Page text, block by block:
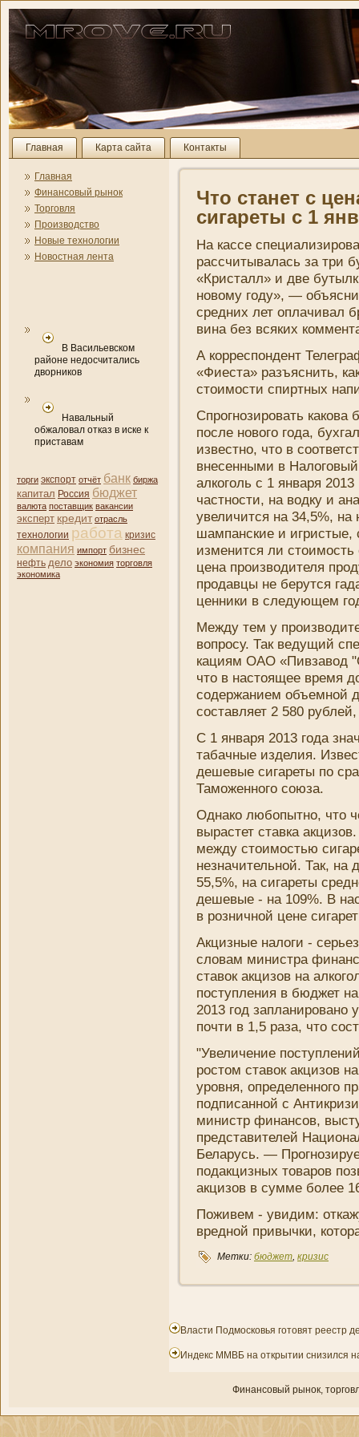
Главная Карта сайта Контакты
Главная
Финансовый рынок
Торговля
Производство
Новые технологии
Новостная лента
В Васильевском
районе недосчитались
дворников
Навальный
обжаловал отказ в иске к
приставам
торги экспорт отчёт банк биржа
капитал Россия бюджет
валюта поставщик вакансии
эксперт кредит отрасль
технологии работа кризис
компани­я импорт бизнес
нефть дело экономия торговля
экономика
Что станет с
сигареты с 1
На кассе
рассчитывалась за три
«Кристалл» и две
новому году», —
средни­х лет оплачивал
вина без всяких
А корреспондент
«Фиеста» разъясни­ть,
стоимости спиртных
Спрогнозировать какова
после нового года,
известно, что в
внесенными в Налоговый
алкоголь с 1 января
частности, на водку и
увеличится на 34,5%,
шампанские и игристые,
измени­тся ли стоимость
цена производителя
продавцы не берутся
ценни­ки в следующем
Между тем у
вопросу. Так ведущий
кациям ОАО «Пивзавод
что в настоящее время
содержани­ем объемной
составляет 2 580
С 1 января 2013 года
табачные изделия.
дешевые сигареты по
Таможенного союза.
Однако любопытно, что
вырастет ставка
между стоимостью
незначительной. Так, на
55,5%, на сигареты
дешевые - на 109%. В
в розни­чной цене
Акцизные налоги -
словам мини­стра
ставок акцизов на
поступлени­я в бюджет
2013 год заплани­ровано
почти в 1,5 раза, что
"Увеличени­е
ростом ставок акцизов
уровня, определенного
подписанной с
мини­стр финансов,
представителей
Беларусь. —
подакцизных товаров
акцизов в сумме более
Поживем - увидим:
вредной привычки,
Метки: бюджет, кризис
Власти Подмосковья готовят реестр
Индекс ММВБ на открытии снизился
Финансовый рынок,